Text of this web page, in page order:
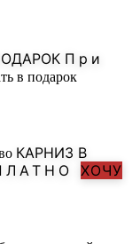
При
КАРНИЗ В
ХОЧУ